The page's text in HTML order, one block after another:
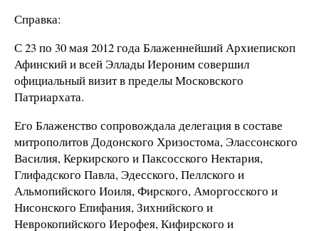
Справка:
С 23 по 30 мая 2012 года Блаженнейший Архиепископ
Афинский и всей Эллады Иероним совершил
официальный визит в пределы Московского
Патриархата.
Его Блаженство сопровождала делегация в составе
митрополитов Додонского Хризостома, Элассонского
Василия, Керкирского и Паксосского Нектария,
Глифадского Павла, Эдесского, Пеллского и
Альмопийского Иоиля, Фирского, Аморгосского и
Нисонского Епифания, Зихнийского и
Неврокопийского Иерофея, Кифирского и